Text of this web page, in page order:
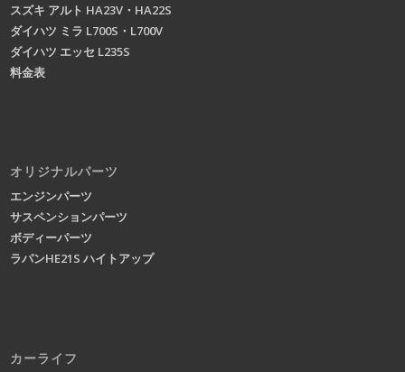
スズキ アルト HA23V・HA22S
ダイハツ ミラ L700S・L700V
ダイハツ エッセ L235S
料金表
オリジナルパーツ
エンジンパーツ
サスペンションパーツ
ボディーパーツ
ラパンHE21S ハイトアップ
カーライフ